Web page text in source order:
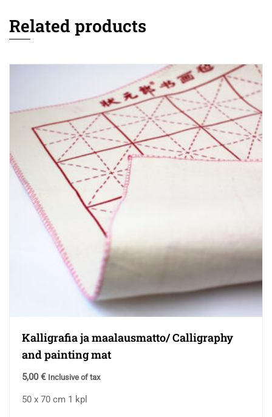
Related products
Kalligrafia ja maalausmatto/ Calligraphy
and painting mat
5,00€ Inclusive of tax
50 x 70 cm 1 kpl